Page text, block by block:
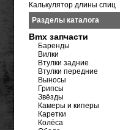
Калькулятор длины спиц
Разделы каталога
Bmx запчасти
Баренды
Вилки
Втулки задние
Втулки передние
Выносы
Грипсы
Звёзды
Камеры и киперы
Каретки
Колёса